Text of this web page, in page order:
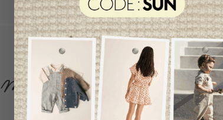
ACCÈS RAPIDE
magasinez par